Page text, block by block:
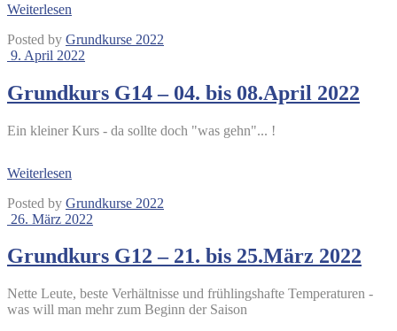
Weiterlesen
Posted by Grundkurse 2022
9. April 2022
Grundkurs G14 – 04. bis 08.April 2022
Ein kleiner Kurs - da sollte doch "was gehn"... !
Weiterlesen
Posted by Grundkurse 2022
26. März 2022
Grundkurs G12 – 21. bis 25.März 2022
Nette Leute, beste Verhältnisse und frühlingshafte Temperaturen -
was will man mehr zum Beginn der Saison